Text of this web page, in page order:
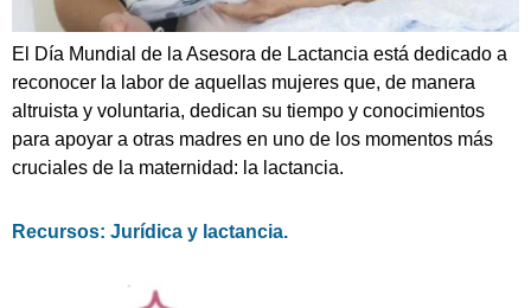
El Día Mundial de la Asesora de Lactancia está dedicado a
reconocer la labor de aquellas mujeres que, de manera
altruista y voluntaria, dedican su tiempo y conocimientos
para apoyar a otras madres en uno de los momentos más
cruciales de la maternidad: la lactancia.
Recursos: Jurídica y lactancia.